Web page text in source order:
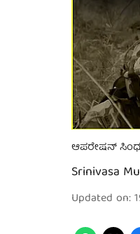
ಆಪರೇಷನ್
Srinivasa
Updated on: